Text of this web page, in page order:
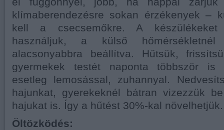
klímaberendezésre sokan érzékenyek –
kell a csecsemőkre. A készülékeket
használjuk, a külső hőmérsékletnél
alacsonyabbra beállítva. Hűtsük,
gyermekek testét naponta többször is
esetleg lemosással, zuhannyal.
hajunkat, gyerekeknél bátran vizezzük
hajukat is. Így a hűtést 30%-kal növelhetjük.
Öltözködés: